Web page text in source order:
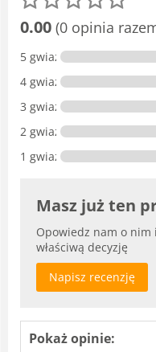
0.00 (0 opinia
5 gwiazdka
4 gwiazdki
3 gwiazdki
2 gwiazdki
1 gwiazdka
Masz już ten
Opowiedz nam o
właściwą decyzję
Napisz recenzję
Pokaż opinie: